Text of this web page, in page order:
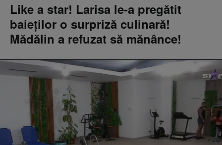
Like a star! Larisa le-a pregătit
baieţilor o surpriză culinară!
Mădălin a refuzat să mănânce!